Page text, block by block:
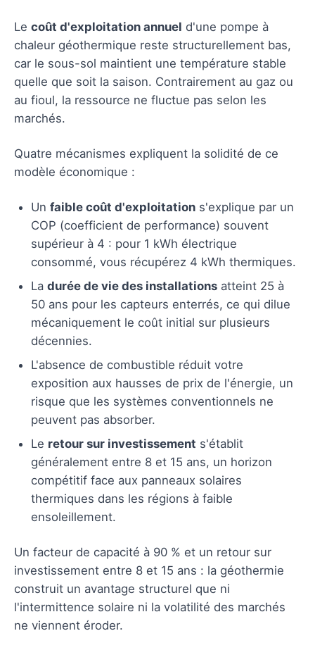
Le coût d'exploitation annuel d'une pompe à
chaleur géothermique reste structurellement bas,
car le sous-sol maintient une température stable
quelle que soit la saison. Contrairement au gaz ou
au fioul, la ressource ne fluctue pas selon les
marchés.
Quatre mécanismes expliquent la solidité de ce
modèle économique :
Un faible coût d'exploitation s'explique par un
COP (coefficient de performance) souvent
supérieur à 4 : pour 1 kWh électrique
consommé, vous récupérez 4 kWh thermiques.
La durée de vie des installations atteint 25 à
50 ans pour les capteurs enterrés, ce qui dilue
mécaniquement le coût initial sur plusieurs
décennies.
L'absence de combustible réduit votre
exposition aux hausses de prix de l'énergie, un
risque que les systèmes conventionnels ne
peuvent pas absorber.
Le retour sur investissement s'établit
généralement entre 8 et 15 ans, un horizon
compétitif face aux panneaux solaires
thermiques dans les régions à faible
ensoleillement.
Un facteur de capacité à 90 % et un retour sur
investissement entre 8 et 15 ans : la géothermie
construit un avantage structurel que ni
l'intermittence solaire ni la volatilité des marchés
ne viennent éroder.